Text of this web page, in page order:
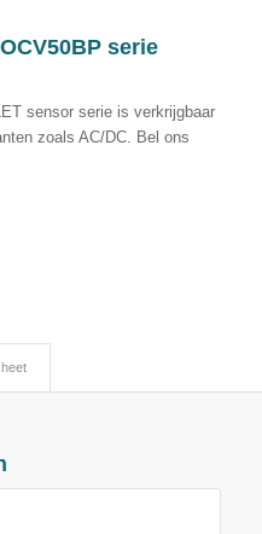
serie
sensor serie is verkrijgbaar
zoals AC/DC. Bel ons